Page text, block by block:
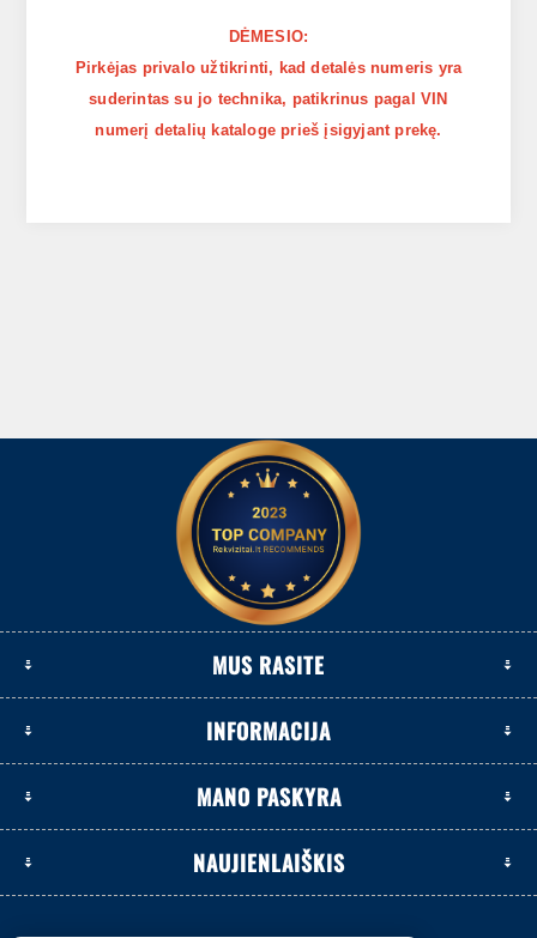
DĖMESIO:
Pirkėjas privalo užtikrinti, kad detalės numeris yra
suderintas su jo technika, patikrinus pagal VIN
numerį detalių kataloge prieš įsigyjant prekę.
MUS RASITE
INFORMACIJA
MANO PASKYRA
NAUJIENLAIŠKIS